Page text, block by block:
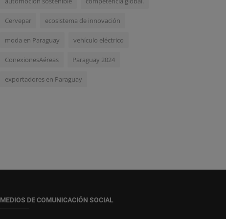
Cervepar ecosistema de innovación
moda en Paraguay vehículo eléctrico
ConexionesAéreas Paraguay 2024
exportadores en Paraguay
MEDIOS DE COMUNICACIÓN SOCIAL